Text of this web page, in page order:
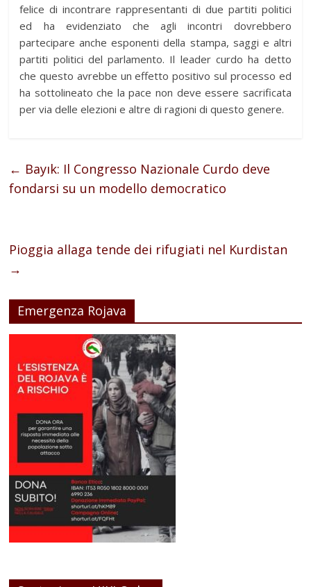
felice di incontrare rappresentanti di due partiti politici
ed ha evidenziato che agli incontri dovrebbero
partecipare anche esponenti della stampa, saggi e altri
partiti politici del parlamento. Il leader curdo ha detto
che questo avrebbe un effetto positivo sul processo ed
ha sottolineato che la pace non deve essere sacrificata
per via delle elezioni e altre di ragioni di questo genere.
← Bayık: Il Congresso Nazionale Curdo deve
fondarsi su un modello democratico
Pioggia allaga tende dei rifugiati nel Kurdistan
→
Emergenza Rojava